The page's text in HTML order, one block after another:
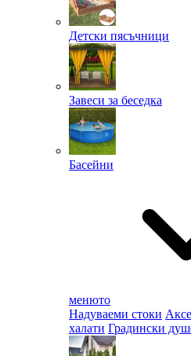
Детски пясъчници
Завеси за беседка
Басейни
менюто
Надуваеми стоки
халати Градински